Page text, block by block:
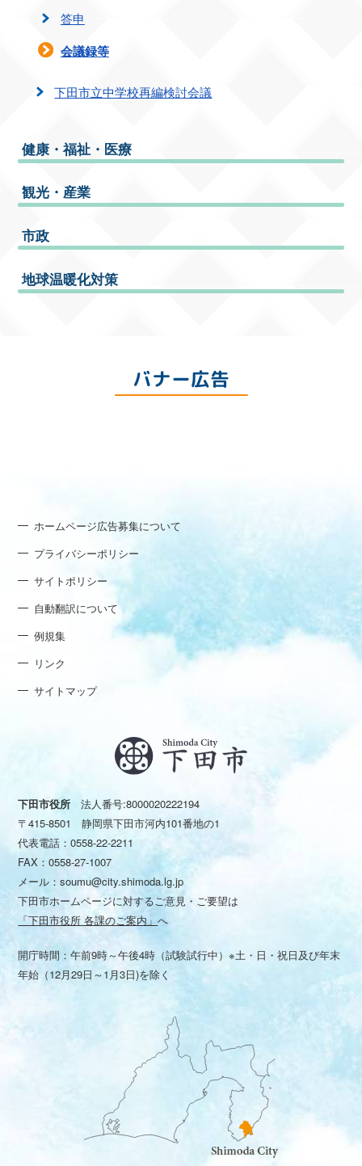
答申
会議録等
下田市立中学校再編検討会議
健康・福祉・医療
観光・産業
市政
地球温暖化対策
バナー広告
ホームページ広告募集について
プライバシーポリシー
サイトポリシー
自動翻訳について
例規集
リンク
サイトマップ
下田市役所 法人番号:8000020222194
〒415-8501 静岡県下田市河内101番地の1
代表電話：0558-22-2211
FAX：0558-27-1007
メール：soumu@city.shimoda.lg.jp
下田市ホームページに対するご意見・ご要望は
「下田市役所 各課のご案内」へ
開庁時間：午前9時～午後4時（試験試行中）※土・日・祝日及び年末
年始（12月29日～1月3日)を除く